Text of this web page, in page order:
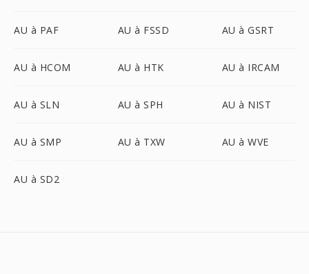
AU à PAF AU à FSSD AU à GSRT
AU à HCOM AU à HTK AU à IRCAM
AU à SLN AU à SPH AU à NIST
AU à SMP AU à TXW AU à WVE
AU à SD2